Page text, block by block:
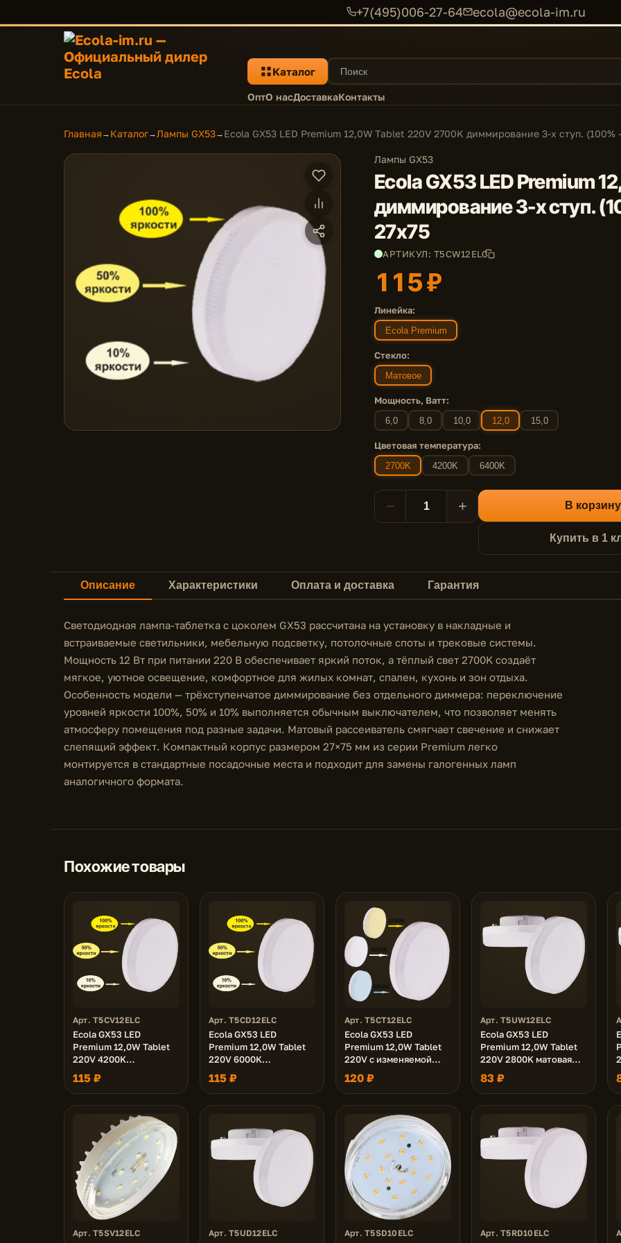
+7(495)006-27-64 ecola@ecola-im.ru
Каталог
ОптО насДоставкаКонтакты
Главная → Каталог→Лампы GX53→ Ecola GX53 LED Premium 12,0W Tablet 220V 2700K диммирование 3-х ступ. (100%
Лампы GX53
Ecola GX53 LED Premium
диммирование 3-х ступ.
27x75
АРТИКУЛ: T5CW12ELC
115 ₽
Линейка:
Ecola Premium
Стекло:
Матовое
Мощность, Ватт:
6,0 8,0 10,0 12,0 15,0
Цветовая температура:
2700K 4200K 6400K
− + В корзину
Купить в 1
Описание Характеристики Оплата и доставка Гарантия
Светодиодная лампа-таблетка с цоколем GX53 рассчитана на установку в накладные и
встраиваемые светильники, мебельную подсветку, потолочные споты и трековые системы.
Мощность 12 Вт при питании 220 В обеспечивает яркий поток, а тёплый свет 2700K создаёт
мягкое, уютное освещение, комфортное для жилых комнат, спален, кухонь и зон отдыха.
Особенность модели — трёхступенчатое диммирование без отдельного диммера: переключение
уровней яркости 100%, 50% и 10% выполняется обычным выключателем, что позволяет менять
атмосферу помещения под разные задачи. Матовый рассеиватель смягчает свечение и снижает
слепящий эффект. Компактный корпус размером 27×75 мм из серии Premium легко
монтируется в стандартные посадочные места и подходит для замены галогенных ламп
аналогичного формата.
Похожие товары
Арт. T5CV12ELC
Ecola GX53 LED
Premium 12,0W Tablet
220V 4200K
диммирование 3-х
ступ. (100% -50% - 10% )
матовая 27x75
115 ₽
Арт. T5CD12ELC
Ecola GX53 LED
Premium 12,0W Tablet
220V 6000K
диммирование 3-х
ступ. (100% -50% - 10% )
матовая 27x75
115 ₽
Арт. T5CT12ELC
Ecola GX53 LED
Premium 12,0W Tablet
220V с изменяемой
цв.темп.
(2700/4200/6000K)
матовая 27x75
120 ₽
Арт. T5UW12ELC
Ecola GX53 LED
Premium 12,0W Tablet
220V 2800K матовая
27x75
83 ₽
Арт. T5SV12ELC Арт. T5UD12ELC Арт. T5SD10ELC Арт. T5RD10ELC